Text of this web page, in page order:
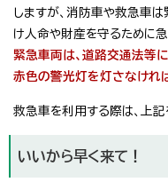
しますが、消防車や救急車
け人命や財産を守るために急
緊急車両は、道路交通法等に
赤色の警光灯を灯さなけれ
救急車を利用する際は、上
いいから早く来て！